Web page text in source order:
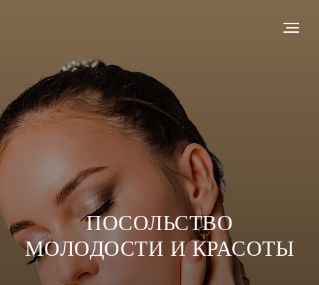
ПОСОЛЬСТВО
МОЛОДОСТИ И КРАСОТЫ